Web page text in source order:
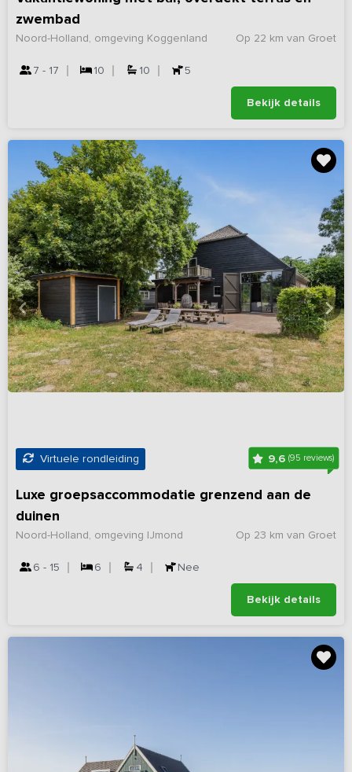
zwembad
Op 22 km van Groet
Noord-Holland, omgeving Koggenland
7 - 17 10 10 5
Bekijk details
Virtuele rondleiding 9,6 (95 reviews)
Luxe groepsaccommodatie grenzend aan de
duinen
Op 23 km van Groet
Noord-Holland, omgeving IJmond
6 - 15 6 4 Nee
Bekijk details